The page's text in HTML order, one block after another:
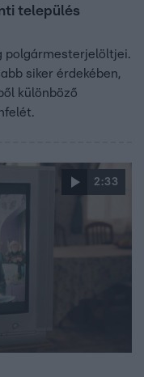
település
polgármesterjelöltjei.
siker érdekében,
különböző
2:33